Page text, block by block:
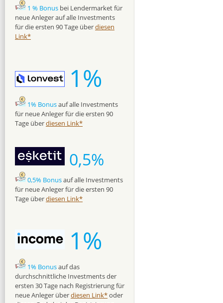
1 % Bonus bei Lendermarket für
neue Anleger auf alle Investments
für die ersten 90 Tage überdiesen
Link*
1%
1% Bonusauf alle Investments
für neue Anleger für die ersten 90
Tage überdiesen Link*
0,5%
0,5% Bonusauf alle Investments
für neue Anleger für die ersten 90
Tage überdiesen Link*
1%
1% Bonusauf das
durchschnittliche Investments der
ersten 30 Tage nach Registrierung für
neue Anleger überdiesen Link*oder